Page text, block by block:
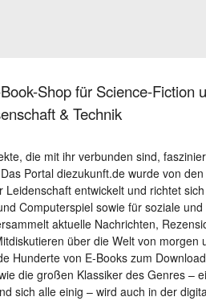
Shop für Science-Fiction
& Technik
die mit ihr verbunden sind,
Portal diezukunft.de wurde von
Leidenschaft entwickelt und richtet
Computerspiel sowie für soziale
aktuelle Nachrichten,
über die Welt von
Hunderte von E-Books zum
die großen Klassiker des Genres –
sich alle einig – wird auch in der